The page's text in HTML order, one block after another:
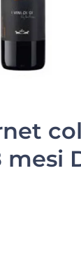
mesi